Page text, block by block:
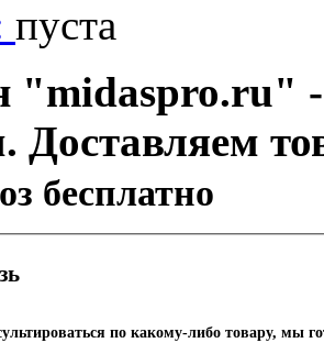
пуста
"midaspro.ru" -
Доставляем
бесплатно
по какому-либо товару, мы